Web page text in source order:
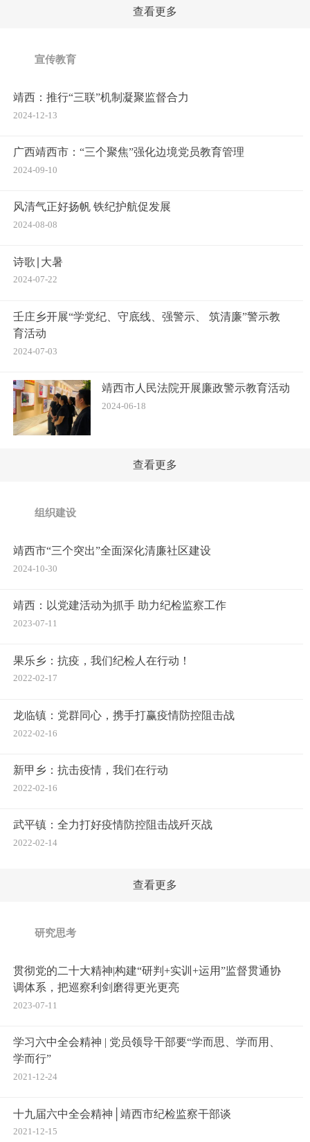
查看更多
宣传教育
靖西：推行“三联”机制凝聚监督合力
2024-12-13
广西靖西市：“三个聚焦”强化边境党员教育管理
2024-09-10
风清气正好扬帆 铁纪护航促发展
2024-08-08
诗歌∣大暑
2024-07-22
壬庄乡开展“学党纪、守底线、强警示、 筑清廉”警示教
育活动
2024-07-03
靖西市人民法院开展廉政警示教育活动
2024-06-18
查看更多
组织建设
靖西市“三个突出”全面深化清廉社区建设
2024-10-30
靖西：以党建活动为抓手 助力纪检监察工作
2023-07-11
果乐乡：抗疫，我们纪检人在行动！
2022-02-17
龙临镇：党群同心，携手打赢疫情防控阻击战
2022-02-16
新甲乡：抗击疫情，我们在行动
2022-02-16
武平镇：全力打好疫情防控阻击战歼灭战
2022-02-14
查看更多
研究思考
贯彻党的二十大精神|构建“研判+实训+运用”监督贯通协
调体系，把巡察利剑磨得更光更亮
2023-07-11
学习六中全会精神 | 党员领导干部要“学而思、学而用、
学而行”
2021-12-24
十九届六中全会精神│靖西市纪检监察干部谈
2021-12-15